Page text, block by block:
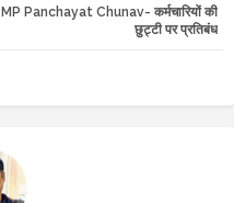
ats
MP Panchayat Chunav- कर्मचारियों की
छुट्टी पर प्रतिबंध